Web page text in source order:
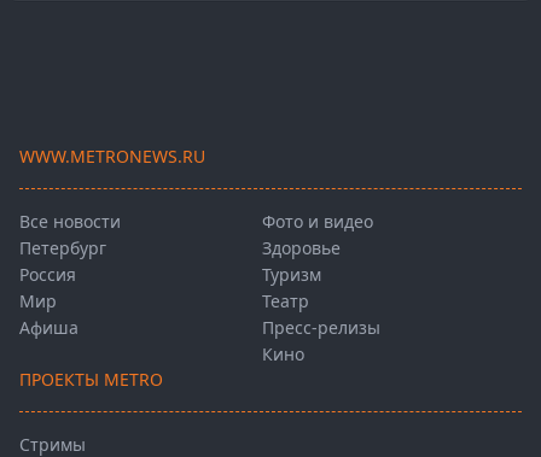
WWW.METRONEWS.RU
Все новости
Петербург
Россия
Мир
Афиша
Фото и видео
Здоровье
Туризм
Театр
Пресс-релизы
Кино
ПРОЕКТЫ METRO
Стримы